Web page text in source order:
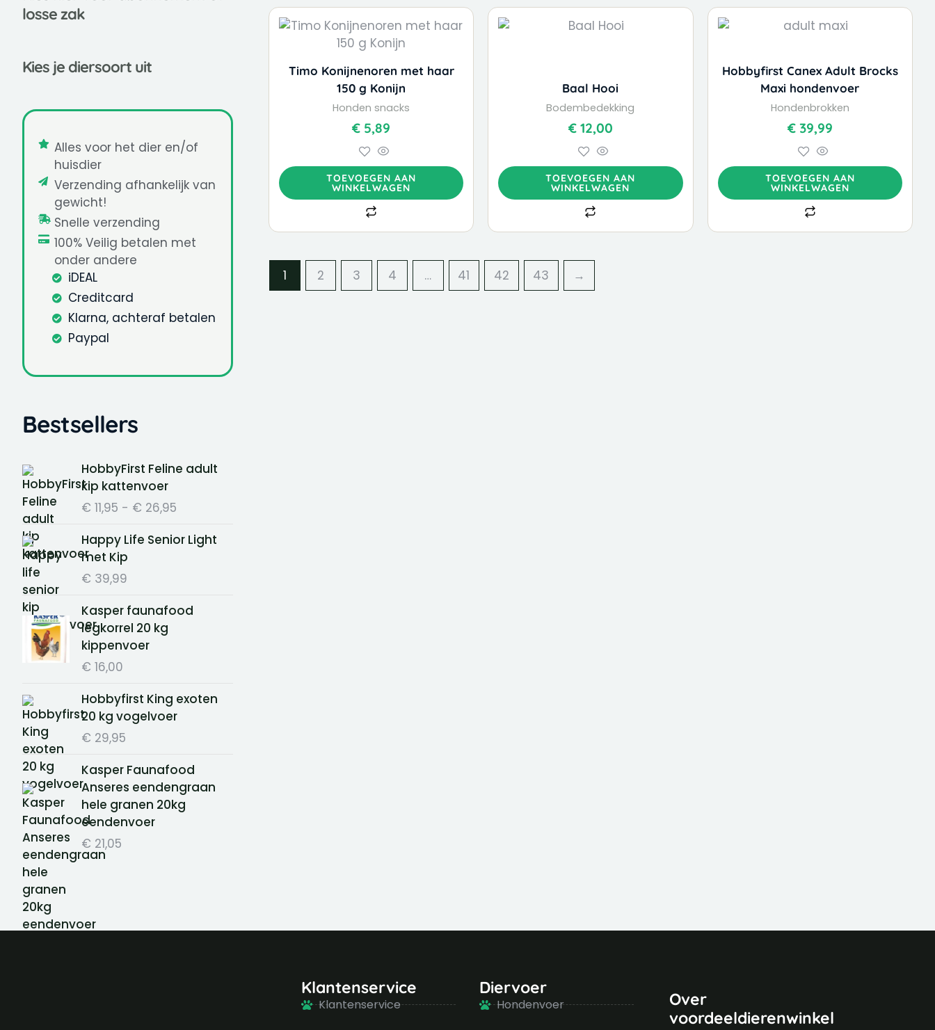
Feline - Hobbyfirst
Knaagdierenvoer
Bodembedekking
Caviavoer
Overig knaagdierenvoer
Dierenapotheek
Hondenapotheek
Kattenapotheek
Acties
Kattenbenodigdheden
Abonnement
Hondenvoer abonnement
Kattenvoer abonnement
losse zak
Kies je diersoort uit
Alles voor het dier en/of
huisdier
Verzending afhankelijk van
gewicht!
Snelle verzending
100% Veilig betalen met
onder andere
iDEAL
Creditcard
Klarna, achteraf betalen
Paypal
Bestsellers
HobbyFirst Feline adult
kip kattenvoer
€ 11,95 - € 26,95
Prijsklasse:
€ 11,95
Happy Life Senior Light
met Kip
€ 39,99
Kasper faunafood
legkorrel 20 kg
kippenvoer
€ 16,00
Hobbyfirst King exoten
20 kg vogelvoer
€ 29,95
Kasper Faunafood
Anseres eendengraan
hele granen 20kg
eendenvoer
€ 21,05
Timo Konijnenoren met haar
150 g Konijn
Honden snacks
€ 5,89
TOEVOEGEN AAN
WINKELWAGEN
Baal Hooi
Bodembedekking
€12,00
TOEVOEGEN AAN
WINKELWAGEN
Hobbyfirst Canex Adult Brocks
Maxi hondenvoer
Hondenbrokken
€39,99
TOEVOEGEN AAN
WINKELWAGEN
1 2 3 4 … 41 42 43 →
Klantenservice
Klantenservice
Diervoer
Hondenvoer
Over
voordeeldierenwinkel